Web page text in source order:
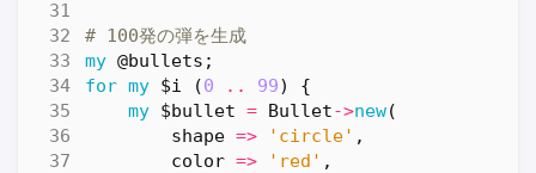
# 100発の弾を生成
my @bullets ;
for my $i (0 .. 99)
{
my $bullet = Bullet->new(
shape => 'circle' ,
color => 'red' ,